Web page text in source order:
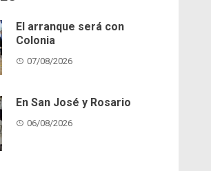
El arranque será con
Colonia
07/08/2026
En San José y Rosario
06/08/2026